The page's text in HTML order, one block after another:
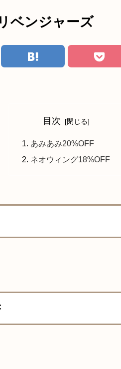
ベンジャーズ
目次
あみあみ20%OFF
ネオウィング18%OFF